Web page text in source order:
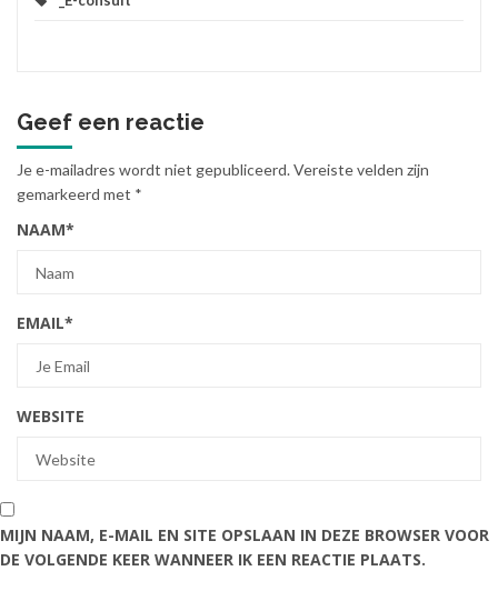
Geef een reactie
Je e-mailadres wordt niet gepubliceerd.Vereiste velden zijn
gemarkeerd met *
NAAM*
EMAIL*
WEBSITE
MIJN NAAM, E-MAIL EN SITE OPSLAAN IN DEZE BROWSER VOOR
DE VOLGENDE KEER WANNEER IK EEN REACTIE PLAATS.